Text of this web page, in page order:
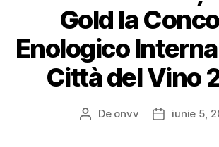
Gold la
Enologico
Città del Vino
Autor
De onvv
Datăiunie 5,